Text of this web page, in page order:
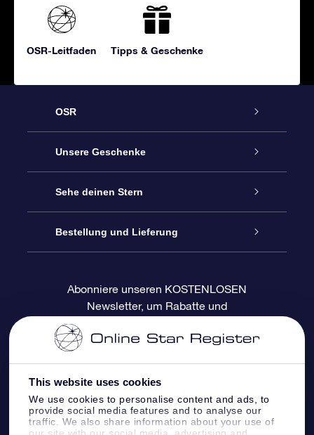
This website uses cookies
We use cookies to personalise content and ads, to
provide social media features and to analyse our
traffic. We also share information about your use of
our site with our social media, advertising and
OSR-Leitfaden Tipps & Geschenke
OSR
Service
Kontakt
Blog
Bewertungen
Unsere Geschenke
Sterne schenken
OSR-Geschenkpaket
OSR-Geschenkgutschein
Firmengeschenke
Sehe deinen Stern
Sternregister
Personalisierte Sternseite
One Million Stars
OSR-Starsaver
VR-App „Fliege mich zu den Sternen“
Bestellung und Lieferung
Zahlungsinformationen
Versandinformationen
Rückgaberecht
Sternbilder
Abonniere unseren KOSTENLOSEN
Newsletter, um Rabatte und